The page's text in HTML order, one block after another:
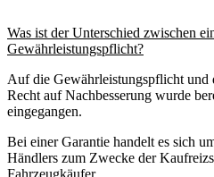
Was ist der Unterschied zwischen
Gewährleistungspflicht?
Auf die Gewährleistungspflicht und
Recht auf Nachbesserung wurde
eingegangen.
Bei einer Garantie handelt es sich
Händlers zum Zwecke der